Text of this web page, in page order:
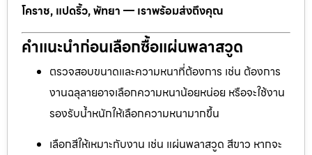
โคราช, แปดริ้ว, พัทยา — เราพร้อมส่งถึงคุณ
คำแนะนำก่อนเลือกซื้อแผ่นพลาสวูด
ตรวจสอบขนาดและความหนาที่ต้องการ เช่น ต้องการ
งานฉลุลายอาจเลือกความหนาน้อยหน่อย หรือจะใช้งาน
รองรับน้ำหนักให้เลือกความหนามากขึ้น
เลือกสีให้เหมาะกับงาน เช่น แผ่นพลาสวูด สีขาว หากจะ